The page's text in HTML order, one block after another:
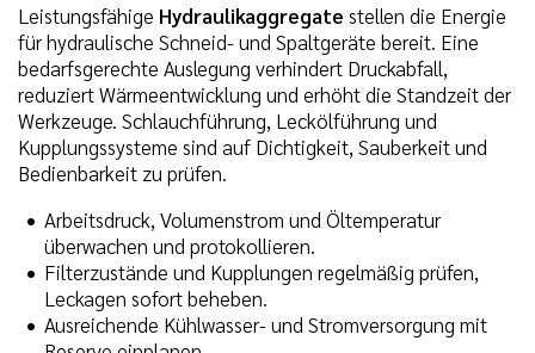
Leistungsfähige Hydraulikaggregate stellen die Energie
für hydraulische Schneid- und Spaltgeräte bereit. Eine
bedarfsgerechte Auslegung verhindert Druckabfall,
reduziert Wärmeentwicklung und erhöht die Standzeit der
Werkzeuge. Schlauchführung, Leckölführung und
Kupplungssysteme sind auf Dichtigkeit, Sauberkeit und
Bedienbarkeit zu prüfen.
Arbeitsdruck, Volumenstrom und Öltemperatur
überwachen und protokollieren.
Filterzustände und Kupplungen regelmäßig prüfen,
Leckagen sofort beheben.
Ausreichende Kühlwasser- und Stromversorgung mit